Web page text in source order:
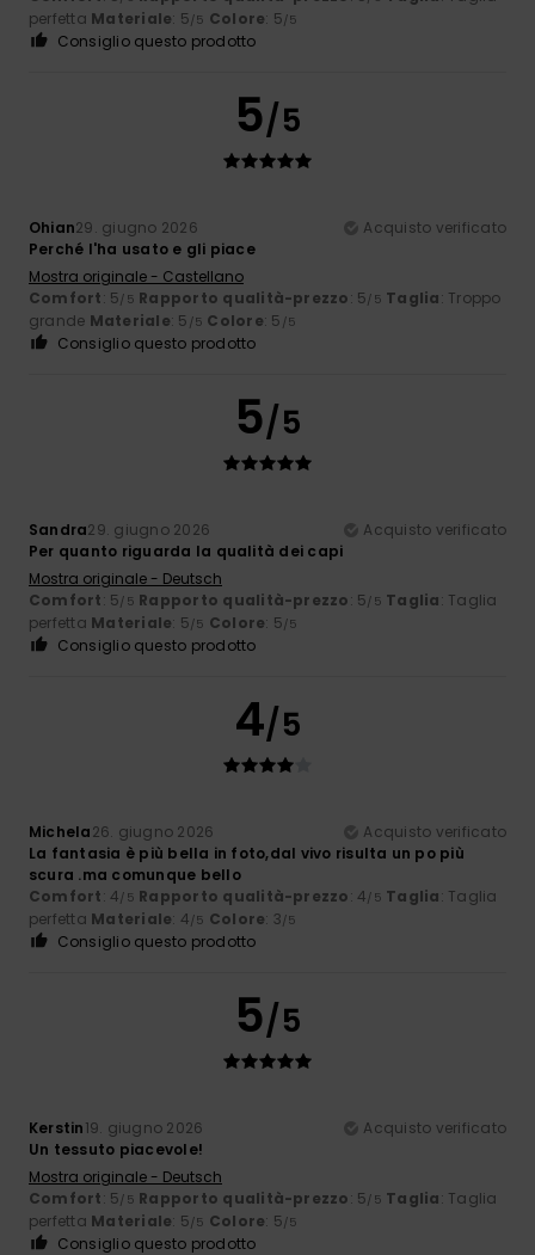
perfetta Materiale: 5/5 Colore: 5/5
Consiglio questo prodotto
5/5
Ohian29. giugno 2026
Acquisto verificato
Perché l'ha usato e gli piace
Mostra originale - Castellano
Comfort: 5/5 Rapporto qualità-prezzo: 5/5 Taglia: Troppo
grande Materiale: 5 /5 Colore: 5 /5
Consiglio questo prodotto
5/5
Sandra29. giugno 2026
Acquisto verificato
Per quanto riguarda la qualità dei capi
Mostra originale - Deutsch
Comfort: 5/5 Rapporto qualità-prezzo: 5/5 Taglia: Taglia
perfetta Materiale: 5/5 Colore: 5/5
Consiglio questo prodotto
4/5
Michela26. giugno 2026
Acquisto verificato
La fantasia è più bella in foto,dal vivo risulta un po più
scura .ma comunque bello
Comfort: 4/5 Rapporto qualità-prezzo: 4/5 Taglia: Taglia
perfetta Materiale: 4/5 Colore: 3/5
Consiglio questo prodotto
5/5
Kerstin19. giugno 2026
Acquisto verificato
Un tessuto piacevole!
Mostra originale - Deutsch
Comfort: 5/5 Rapporto qualità-prezzo: 5/5 Taglia: Taglia
perfetta Materiale: 5/5 Colore: 5/5
Consiglio questo prodotto